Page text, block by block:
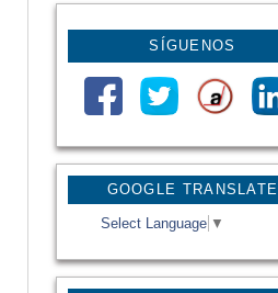
GOOGLE TRANSLATE
Select Language ▼
SÍGUENOS